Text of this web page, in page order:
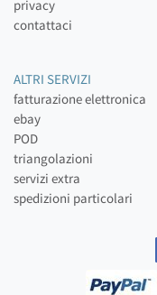
privacy
contattaci
ALTRI SERVIZI
fatturazione elettronica
ebay
POD
triangolazioni
servizi extra
spedizioni particolari